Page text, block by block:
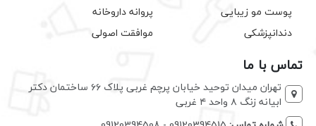
پوست مو زیبایی
دندانپزشکی
پروانه داروخانه
موافقت اصولی
تماس با ما
تهران میدان توحید خیابان پرچم غربی پلاک ۶۶ ساختمان دکتر
ابیانه زنگ ۸ واحد ۴ غربی